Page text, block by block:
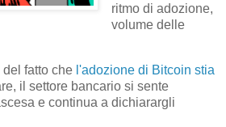
ritmo di adozione,
volume delle
fatto che l'adozione di Bitcoin stia
il settore bancario si sente
e continua a dichiarargli